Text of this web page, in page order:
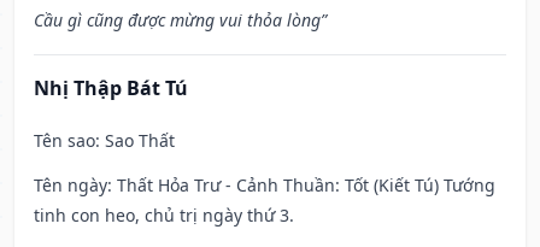
Cầu gì cũng được mừng vui thỏa lòng”
Nhị Thập Bát Tú
Tên sao: Sao Thất
Tên ngày: Thất Hỏa Trư - Cảnh Thuần: Tốt (Kiết Tú) Tướng
tinh con heo, chủ trị ngày thứ 3.